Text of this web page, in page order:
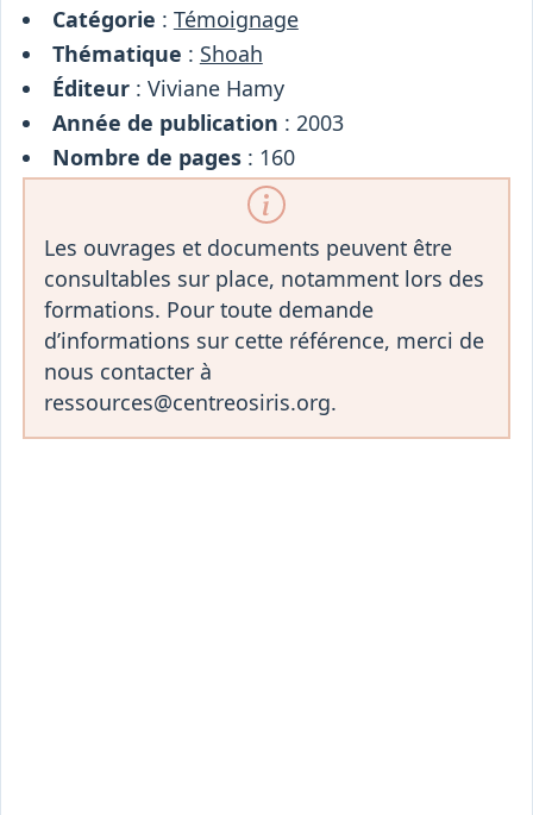
Catégorie : Témoignage
Thématique : Shoah
Éditeur: Viviane Hamy
Année de publication : 2003
Nombre de pages: 160
Les ouvrages et documents peuvent être
consultables sur place, notamment lors des
formations. Pour toute demande
d’informations sur cette référence, merci de
nous contacter à
ressources@centreosiris.org.